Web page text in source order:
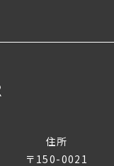
住所
〒150-0021